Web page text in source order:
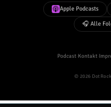
Apple Podcasts
🎧 Alle
Podcast·Kontakt·
© 2026